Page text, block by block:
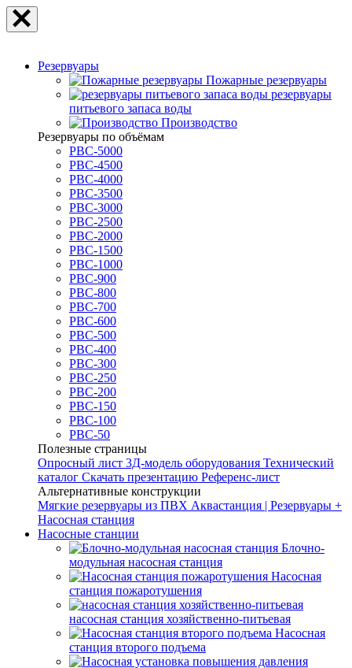
Резервуары
Пожарные резервуары
резервуары
питьевого запаса воды
Производство
Резервуары по объёмам
РВС-5000
РВС-4500
РВС-4000
РВС-3500
РВС-3000
РВС-2500
РВС-2000
РВС-1500
РВС-1000
РВС-900
РВС-800
РВС-700
РВС-600
РВС-500
РВС-400
РВС-300
РВС-250
РВС-200
РВС-150
РВС-100
РВС-50
Полезные страницы
Опросный лист 3Д-модель оборудования Технический
каталог Скачать презентацию Референс-лист
Альтернативные конструкции
Мягкие резервуары из ПВХ Аквастанция | Резервуары +
Насосная станция
Насосные станции
Блочно-
модульная насосная станция
Насосная
станция пожаротушения
насосная станция хозяйственно-питьевая
Насосная
станция второго подъема